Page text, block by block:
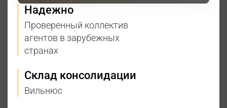
Надежно
Проверенный коллектив
агентов в зарубежных
странах
Склад консолидации
Вильнюс